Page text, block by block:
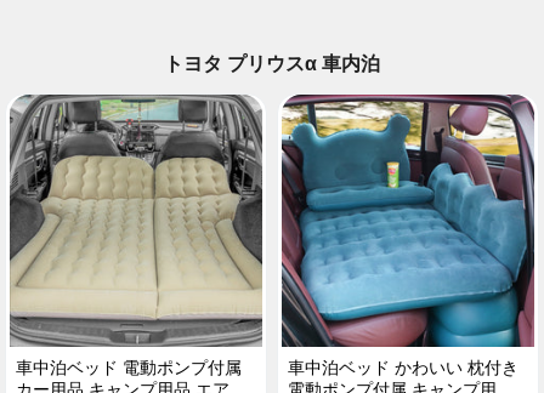
トヨタ プリウスα 車内泊
車中泊ベッド 電動ポンプ付属
車中泊ベッド かわいい 枕付き